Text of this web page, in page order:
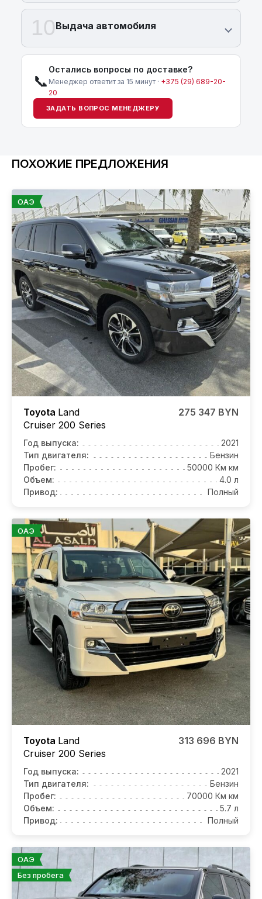
10Выдача автомобиля
📞
Остались вопросы по доставке?
Менеджер ответит за 15 минут · +375 (29) 689-20-
20
ЗАДАТЬ ВОПРОС МЕНЕДЖЕРУ
ПОХОЖИЕ ПРЕДЛОЖЕНИЯ
ОАЭ
Toyota Land
Cruiser 200 Series
275 347 BYN
Год выпуска:
2021
Тип двигателя:
Бензин
Пробег:
50000 Км км
Объем:
4.0 л
Привод:
Полный
ОАЭ
Toyota Land
Cruiser 200 Series
313 696 BYN
Год выпуска:
2021
Тип двигателя:
Бензин
Пробег:
70000 Км км
Объем:
5.7 л
Привод:
Полный
ОАЭ
Без пробега